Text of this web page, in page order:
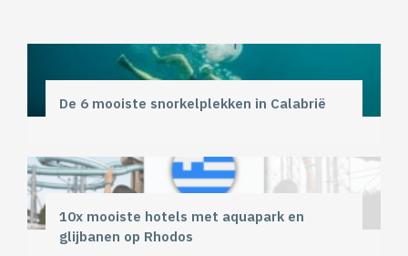
De 6 mooiste snorkelplekken in Calabrië
10x mooiste hotels met aquapark en
glijbanen op Rhodos